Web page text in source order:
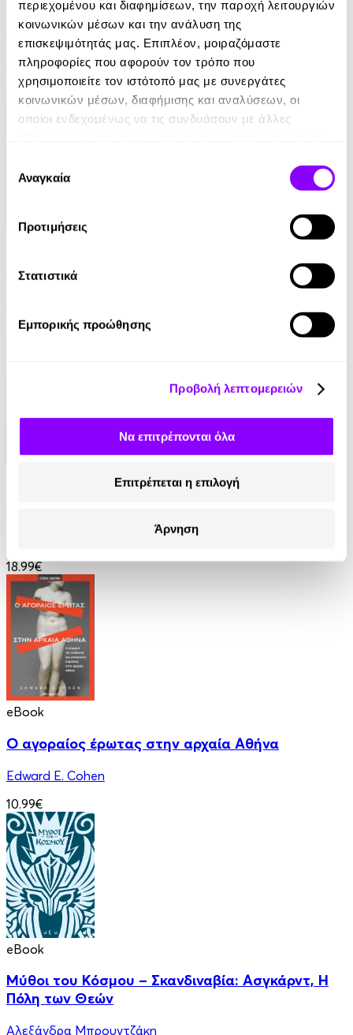
περιεχομένου και διαφημίσεων, την παροχή λειτουργιών
κοινωνικών μέσων και την ανάλυση της
επισκεψιμότητάς μας. Επιπλέον, μοιραζόμαστε
πληροφορίες που αφορούν τον τρόπο που
χρησιμοποιείτε τον ιστότοπό μας με συνεργάτες
κοινωνικών μέσων, διαφήμισης και αναλύσεων, οι
οποίοι ενδεχομένως να τις συνδυάσουν με άλλες
των υπηρεσιών τους.
συγκατάθεσης
Αναγκαία
Προτιμήσεις
Στατιστικά
Εμπορικής προώθησης
Προβολή λεπτομερειών
Να επιτρέπονται όλα
Επιτρέπεται η επιλογή
Άρνηση
Euro - Δυσκολότερο από ένα Μουντιάλ
Αντώνης Καρπετόπουλος
14.99€
Audiobook • 1 Credit
Το Βιβλίο του Τσαγιού
7.77€
18.99€
eBook
Ο αγοραίος έρωτας στην αρχαία Αθήνα
Edward E. Cohen
10.99€
eBook
Μύθοι του Κόσμου – Σκανδιναβία: Ασγκάρντ, Η
Πόλη των Θεών
Αλεξάνδρα Μπρουντζάκη